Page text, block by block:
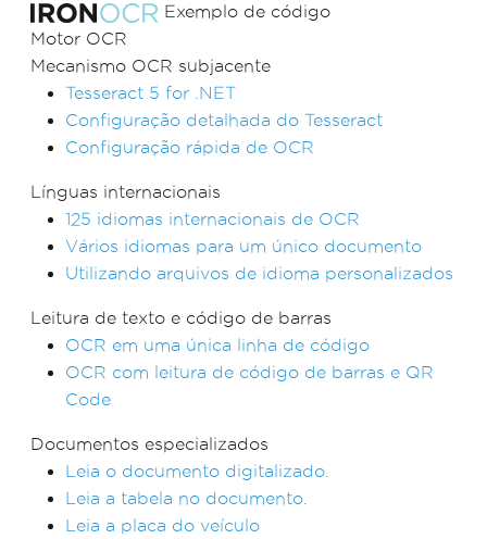
Exemplo de código
Motor OCR
Mecanismo OCR subjacente
Tesseract 5 for .NET
Configuração detalhada do Tesseract
Configuração rápida de OCR
Línguas internacionais
125 idiomas internacionais de OCR
Vários idiomas para um único documento
Utilizando arquivos de idioma personalizados
Leitura de texto e código de barras
OCR em uma única linha de código
OCR com leitura de código de barras e QR
Code
Documentos especializados
Leia o documento digitalizado.
Leia a tabela no documento.
Leia a placa do veículo